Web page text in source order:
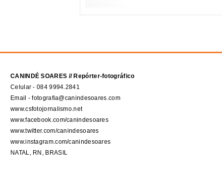
CANINDÉ SOARES // Repórter-fotográfico
Celular - 084 9994.2841
Email - fotografia@canindesoares.com
www.csfotojornalismo.net
www.facebook.com/canindesoares
www.twitter.com/canindesoares
www.instagram.com/canindesoares
NATAL, RN, BRASIL